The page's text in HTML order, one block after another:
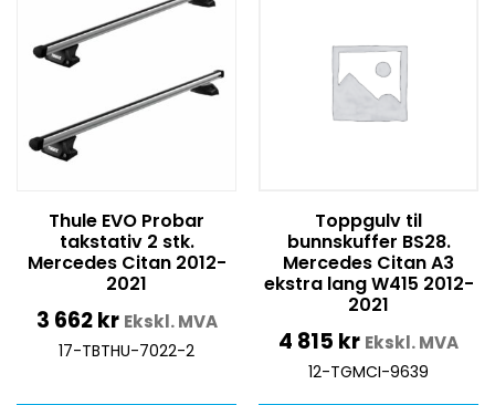
Thule EVO Probar
takstativ 2 stk.
Mercedes Citan 2012-
2021
3 662kr Ekskl. MVA
17-TBTHU-7022-2
Toppgulv til
bunnskuffer BS28.
Mercedes Citan A3
ekstra lang W415 2012-
2021
4 815 kr Ekskl. MVA
12-TGMCI-9639